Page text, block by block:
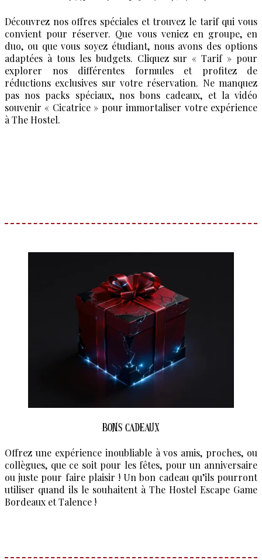
Découvrez nos offres spéciales et trouvez le tarif qui vous
convient pour réserver. Que vous veniez en groupe, en
duo, ou que vous soyez étudiant, nous avons des options
adaptées à tous les budgets. Cliquez sur « Tarif » pour
explorer nos différentes formules et profitez de
réductions exclusives sur votre réservation. Ne manquez
pas nos packs spéciaux, nos bons cadeaux, et la vidéo
souvenir « Cicatrice » pour immortaliser votre expérience
à The Hostel.
Bons Cadeaux
Offrez une expérience inoubliable à vos amis, proches, ou
collègues, que ce soit pour les fêtes, pour un anniversaire
ou juste pour faire plaisir ! Un bon cadeau qu’ils pourront
utiliser quand ils le souhaitent à The Hostel Escape Game
Bordeaux et Talence !